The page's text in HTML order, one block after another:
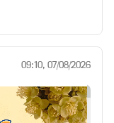
09:10, 07/08/2026